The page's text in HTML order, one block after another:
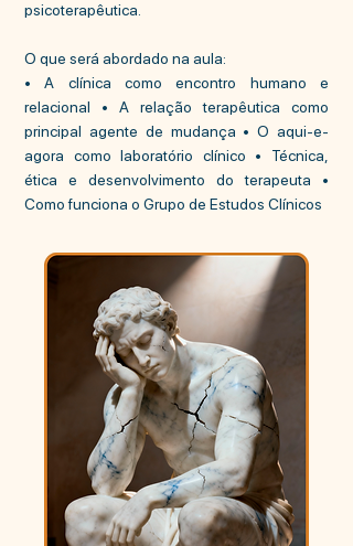
psicoterapêutica.
O que será abordado na aula:
• A clínica como encontro humano e
relacional • A relação terapêutica como
principal agente de mudança • O aqui-e-
agora como laboratório clínico • Técnica,
ética e desenvolvimento do terapeuta •
Como funciona o Grupo de Estudos Clínicos